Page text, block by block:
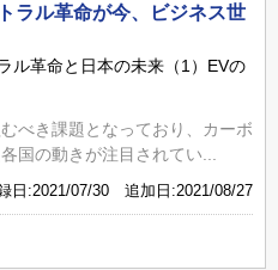
ラル革命が今、ビジネス世
ル革命と日本の未来（1）EVの
べき課題となっており、カーボ
国の動きが注目されてい...
日:2021/07/30 追加日:2021/08/27